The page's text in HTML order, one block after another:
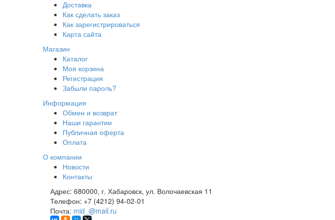
Доставка
Как сделать заказ
Как зарегистрироваться
Карта сайта
Магазин
Каталог
Моя корзина
Регистрация
Забыли пароль?
Информация
Обмен и возврат
Наши гарантии
Публичная оферта
Оплата
О компании
Новости
Контакты
Адрес: 680000, г. Хабаровск, ул. Волочаевская 11
Телефон: +7 (4212) 94-02-01
Почта: mid_@mail.ru